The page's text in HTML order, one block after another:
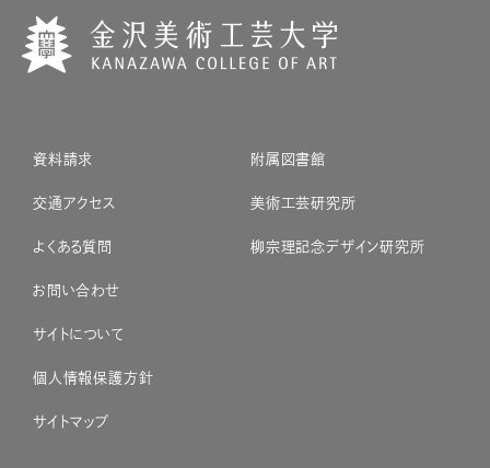
資料請求
交通アクセス
よくある質問
お問い合わせ
サイトについて
個人情報保護方針
サイトマップ
附属図書館
美術工芸研究所
柳宗理記念デザイン研究所